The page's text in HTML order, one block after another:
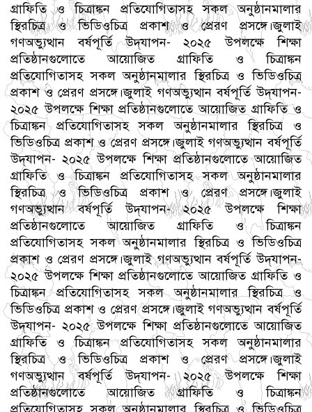
গ্রাফিতি ও চিত্রাঙ্কন প্রতিযোগিতাসহ সকল অনুষ্ঠানমালার
স্থিরচিত্র ও ভিডিওচিত্র প্রকাশ ও প্রেরণ প্রসঙ্গে।জুলাই
গণঅভ্যুত্থান বর্ষপূর্তি উদ্‌যাপন- ২০২৫ উপলক্ষে শিক্ষা
প্রতিষ্ঠানগুলোতে আয়োজিত গ্রাফিতি ও চিত্রাঙ্কন
প্রতিযোগিতাসহ সকল অনুষ্ঠানমালার স্থিরচিত্র ও ভিডিওচিত্র
প্রকাশ ও প্রেরণ প্রসঙ্গে।জুলাই গণঅভ্যুত্থান বর্ষপূর্তি উদ্‌যাপন-
২০২৫ উপলক্ষে শিক্ষা প্রতিষ্ঠানগুলোতে আয়োজিত গ্রাফিতি ও
চিত্রাঙ্কন প্রতিযোগিতাসহ সকল অনুষ্ঠানমালার স্থিরচিত্র ও
ভিডিওচিত্র প্রকাশ ও প্রেরণ প্রসঙ্গে।জুলাই গণঅভ্যুত্থান বর্ষপূর্তি
উদ্‌যাপন- ২০২৫ উপলক্ষে শিক্ষা প্রতিষ্ঠানগুলোতে আয়োজিত
গ্রাফিতি ও চিত্রাঙ্কন প্রতিযোগিতাসহ সকল অনুষ্ঠানমালার
স্থিরচিত্র ও ভিডিওচিত্র প্রকাশ ও প্রেরণ প্রসঙ্গে।জুলাই
গণঅভ্যুত্থান বর্ষপূর্তি উদ্‌যাপন- ২০২৫ উপলক্ষে শিক্ষা
প্রতিষ্ঠানগুলোতে আয়োজিত গ্রাফিতি ও চিত্রাঙ্কন
প্রতিযোগিতাসহ সকল অনুষ্ঠানমালার স্থিরচিত্র ও ভিডিওচিত্র
প্রকাশ ও প্রেরণ প্রসঙ্গে।জুলাই গণঅভ্যুত্থান বর্ষপূর্তি উদ্‌যাপন-
২০২৫ উপলক্ষে শিক্ষা প্রতিষ্ঠানগুলোতে আয়োজিত গ্রাফিতি ও
চিত্রাঙ্কন প্রতিযোগিতাসহ সকল অনুষ্ঠানমালার স্থিরচিত্র ও
ভিডিওচিত্র প্রকাশ ও প্রেরণ প্রসঙ্গে।জুলাই গণঅভ্যুত্থান বর্ষপূর্তি
উদ্‌যাপন- ২০২৫ উপলক্ষে শিক্ষা প্রতিষ্ঠানগুলোতে আয়োজিত
গ্রাফিতি ও চিত্রাঙ্কন প্রতিযোগিতাসহ সকল অনুষ্ঠানমালার
স্থিরচিত্র ও ভিডিওচিত্র প্রকাশ ও প্রেরণ প্রসঙ্গে।জুলাই
গণঅভ্যুত্থান বর্ষপূর্তি উদ্‌যাপন- ২০২৫ উপলক্ষে শিক্ষা
প্রতিষ্ঠানগুলোতে আয়োজিত গ্রাফিতি ও চিত্রাঙ্কন